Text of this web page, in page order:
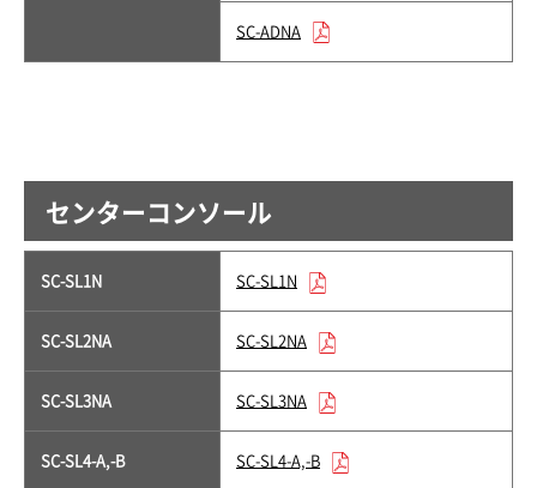
SC-ADNA
センターコンソール
SC-SL1N SC-SL1N
SC-SL2NA SC-SL2NA
SC-SL3NA SC-SL3NA
SC-SL4-A,-B SC-SL4-A,-B